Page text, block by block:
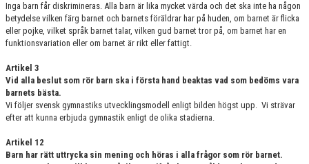
Inga barn får diskrimineras. Alla barn är lika mycket värda och det ska inte ha någon
betydelse vilken färg barnet och barnets föräldrar har på huden, om barnet är flicka
eller pojke, vilket språk barnet talar, vilken gud barnet tror på, om barnet har en
funktionsvariation eller om barnet är rikt eller fattigt.
Artikel 3
Vid alla beslut som rör barn ska i första hand beaktas vad som bedöms vara
barnets bästa.
Vi följer svensk gymnastiks utvecklingsmodell enligt bilden högst upp. Vi strävar
efter att kunna erbjuda gymnastik enligt de olika stadierna.
Artikel 12
Barn har rätt uttrycka sin mening och höras i alla frågor som rör barnet.